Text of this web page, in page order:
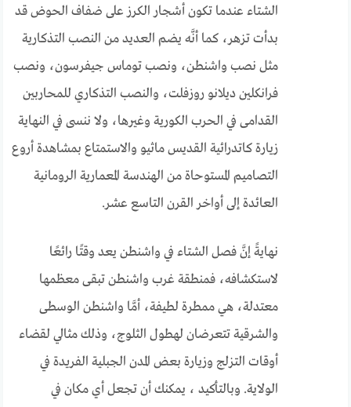
الشتاء عندما تكون أشجار الكرز على ضفاف الحوض قد
بدأت تزهر، كما أنَّه يضم العديد من النصب التذكارية
مثل نصب واشنطن، ونصب توماس جيفرسون، ونصب
فرانكلين ديلانو روزفلت، والنصب التذكاري للمحاربين
القدامى في الحرب الكورية وغيرها، ولا ننسى في النهاية
زيارة كاتدرائية القديس ماثيو والاستمتاع بمشاهدة أروع
التصاميم المستوحاة من الهندسة المعمارية الرومانية
العائدة إلى أواخر القرن التاسع عشر.
نهايةً إنَّ فصل الشتاء في واشنطن يعد وقتًا رائعًا
لاستكشافه، فمنطقة غرب واشنطن تبقى معظمها
معتدلة، هي ممطرة لطيفة، أمَّا واشنطن الوسطى
والشرقية تتعرضان لهطول الثلوج، وذلك مثالي لقضاء
أوقات التزلج وزيارة بعض المدن الجبلية الفريدة في
الولاية. وبالتأكيد ، يمكنك أن تجعل أي مكان في